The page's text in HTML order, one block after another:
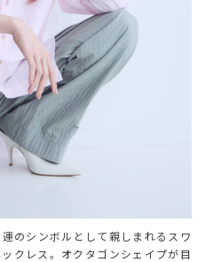
のシンボルとして親しまれるスワ
クレス。オクタゴンシェイプが目